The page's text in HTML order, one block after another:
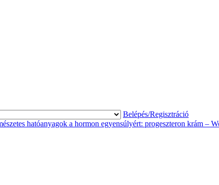
Belépés/Regisztráció